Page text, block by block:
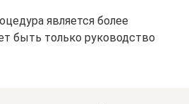
является более
быть только руководство